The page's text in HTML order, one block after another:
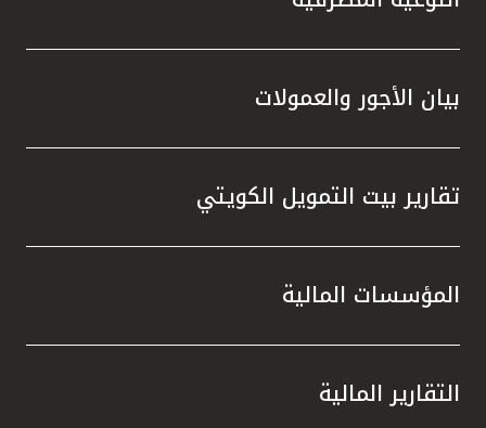
بيان الأجور والعمولات
تقارير بيت التمويل الكويتي
المؤسسات المالية
التقارير المالية